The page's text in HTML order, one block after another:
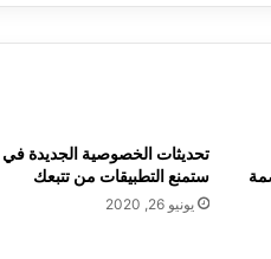
ستمنع التطبيقات من تتبعك
يونيو 26, 2020